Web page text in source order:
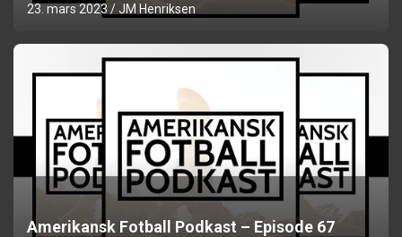
23. mars 2023 JM Henriksen
Amerikansk Fotball Podkast – Episode 67